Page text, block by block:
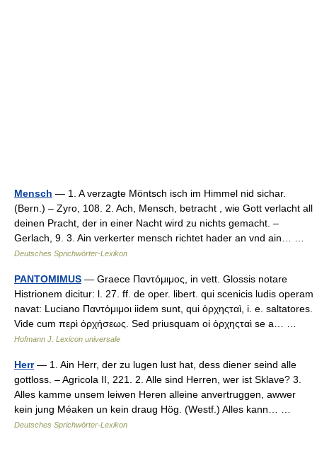
Mensch — 1. A verzagte Möntsch isch im Himmel nid sichar.
(Bern.) – Zyro, 108. 2. Ach, Mensch, betracht , wie Gott verlacht all
deinen Pracht, der in einer Nacht wird zu nichts gemacht. –
Gerlach, 9. 3. Ain verkerter mensch richtet hader an vnd ain… …
Deutsches Sprichwörter-Lexikon
PANTOMIMUS — Graece Παντόμιμος, in vett. Glossis notare
Histrionem dicitur: l. 27. ff. de oper. libert. qui scenicis ludis operam
navat: Luciano Παντόμιμοι iidem sunt, qui ὀρχηςταὶ, i. e. saltatores.
Vide cum περὶ ὀρχήσεως. Sed priusquam οἰ ὀρχηςταὶ se a… …
Hofmann J. Lexicon universale
Herr— 1. Ain Herr, der zu lugen lust hat, dess diener seind alle
gottloss. – Agricola II, 221. 2. Alle sind Herren, wer ist Sklave? 3.
Alles kamme unsem leiwen Heren alleine anvertruggen, awwer
kein jung Méaken un kein draug Hög. (Westf.) Alles kann… …
Deutsches Sprichwörter-Lexikon